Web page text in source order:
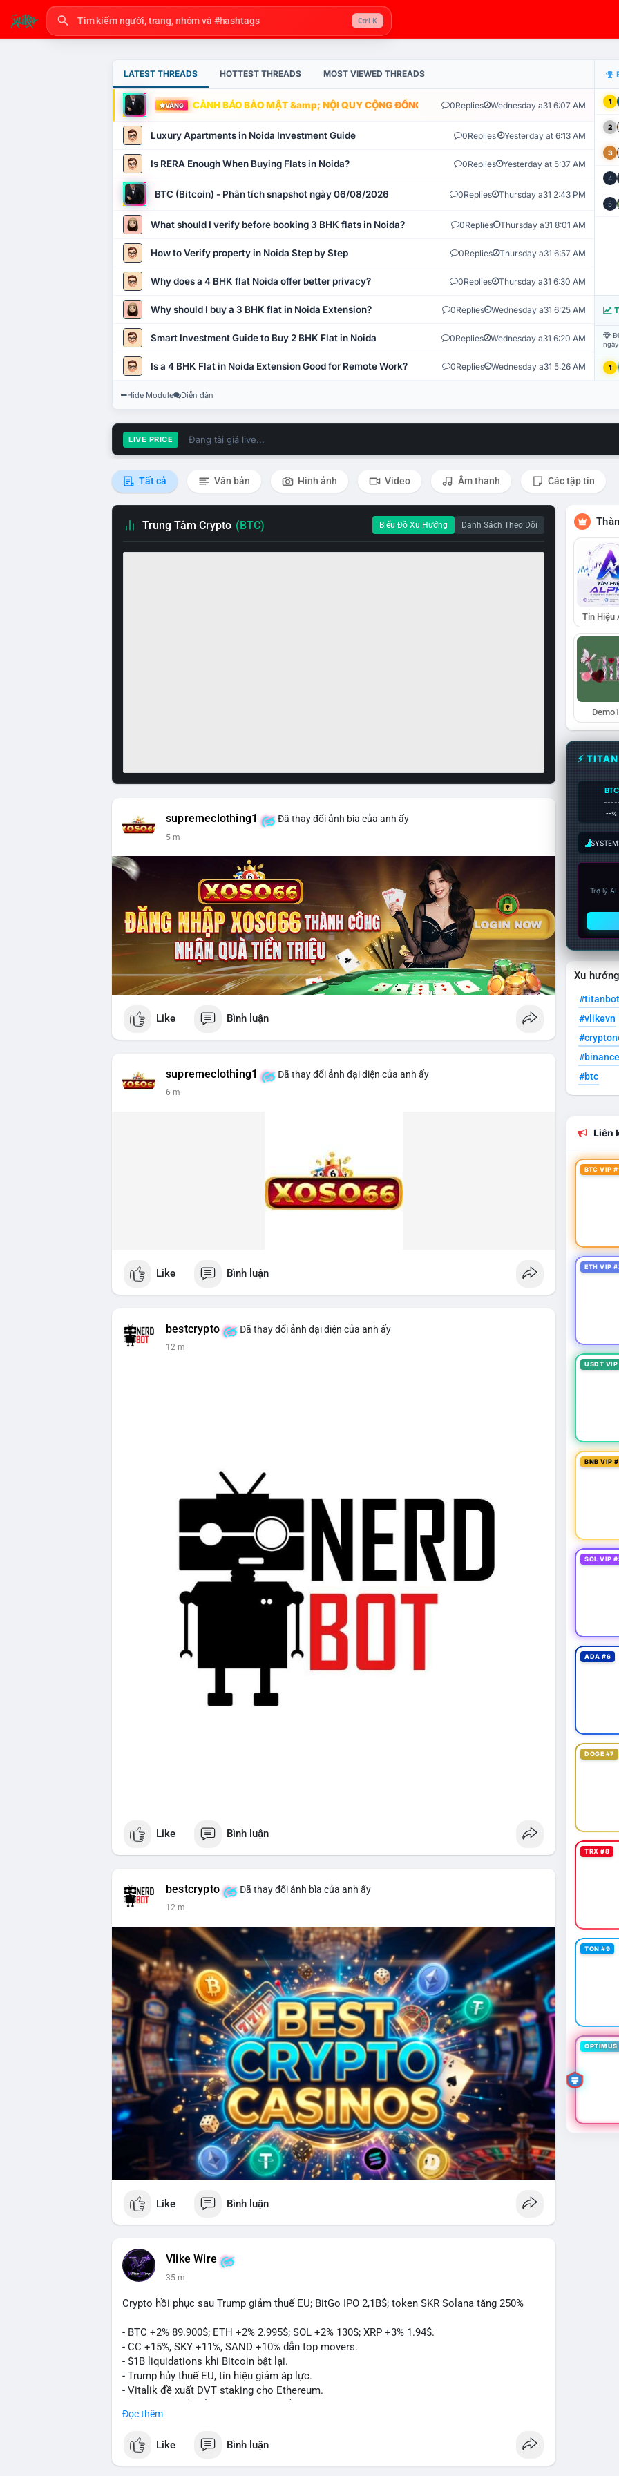
Ctrl K
LATEST THREADS HOTTEST THREADS MOST VIEWED THREADS
VÀNG CẢNH BÁO BẢO MẬT &amp; NỘI QUY CỘNG ĐỒNG VLIKE.VN: HỆ THỐNG GIÁM SÁT TỰ
0Replies Wednesday a31 6:07 AM
Luxury Apartments in Noida Investment Guide 0Replies Yesterday at 6:13 AM
Is RERA Enough When Buying Flats in Noida? 0Replies Yesterday at 5:37 AM
BTC (Bitcoin) - Phân tích snapshot ngày 06/08/2026 0Replies Thursday a31 2:43 PM
What should I verify before booking 3 BHK flats in Noida? 0Replies Thursday a31 8:01 AM
How to Verify property in Noida Step by Step 0Replies Thursday a31 6:57 AM
Why does a 4 BHK flat Noida offer better privacy? 0Replies Thursday a31 6:30 AM
Why should I buy a 3 BHK flat in Noida Extension? 0Replies Wednesday a31 6:25 AM
Smart Investment Guide to Buy 2 BHK Flat in Noida 0Replies Wednesday a31 6:20 AM
Is a 4 BHK Flat in Noida Extension Good for Remote Work? 0Replies Wednesday a31 5:26 AM
1
2
3
4
5
1
Hide Module Diễn đàn
LIVE PRICE Đang tải giá live...
Tất cả Văn bản Hình ảnh Video Âm thanh Các tập tin
Trung Tâm Crypto (BTC) Biểu Đồ Xu Hướng Danh Sách Theo Dõi
supremeclothing1 Đã thay đổi ảnh bìa của anh ấy
5 m
Like Bình luận
supremeclothing1 Đã thay đổi ảnh đại diện của anh ấy
6 m
Like Bình luận
bestcrypto Đã thay đổi ảnh đại diện của anh ấy
12 m
Like Bình luận
bestcrypto Đã thay đổi ảnh bìa của anh ấy
12 m
Like Bình luận
Vlike Wire
35 m
Crypto hồi phục sau Trump giảm thuế EU; BitGo IPO 2,1B$; token SKR Solana tăng 250%
- BTC +2% 89.900$; ETH +2% 2.995$; SOL +2% 130$; XRP +3% 1.94$.
- CC +15%, SKY +11%, SAND +10% dẫn top movers.
- $1B liquidations khi Bitcoin bật lại.
- Trump hủy thuế EU, tín hiệu giảm áp lực.
- Vitalik đề xuất DVT staking cho Ethereum.
- Senate Ag Committee tiến hành Clarity Act.
- HK cấp giấy phép stablecoin mới.
- Tòa án Nga công nhận crypto là tài sản.
Đọc thêm
Like Bình luận
Tín Hiệu
⚡
BTC
--%
Trợ lý
Xu
#titanbot
#vlikevn
#btc
Liên
BTC VIP
ETH VIP
USDT
BNB VIP
SOL VIP
ADA #6
DOGE #7
TRX #8
TON #9
OPTIMUS